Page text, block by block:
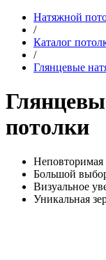
Натяжной
/
Каталог
/
Глянцевые
потолки
Неповторимая
Большой
Визуальное
Уникальная